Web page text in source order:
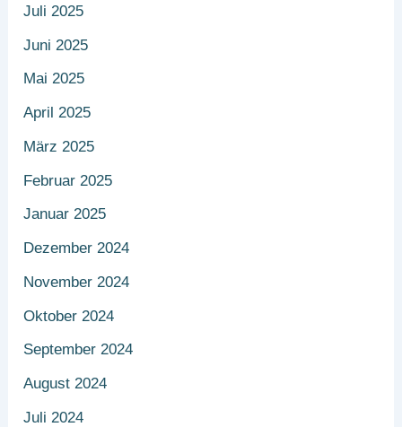
Juli 2025
Juni 2025
Mai 2025
April 2025
März 2025
Februar 2025
Januar 2025
Dezember 2024
November 2024
Oktober 2024
September 2024
August 2024
Juli 2024